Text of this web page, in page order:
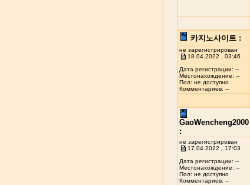
카지노사이트 :
не зарегистрирован
18.04.2022 , 03:46
Дата регистрации: --
Местонахождение: --
Пол: не доступно
Комментариев: --
GaoWencheng2000
:
не зарегистрирован
17.04.2022 , 17:03
Дата регистрации: --
Местонахождение: --
Пол: не доступно
Комментариев: --